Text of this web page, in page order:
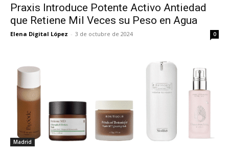
Praxis Introduce Potente Activo Antiedad
que Retiene Mil Veces su Peso en Agua
Elena Digital López - 3 de octubre de 2024 0
Madrid